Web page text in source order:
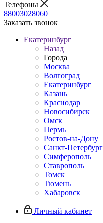
Телефоны
88003028060
Заказать звонок
Екатеринбург
Назад
Города
Москва
Волгоград
Екатеринбург
Казань
Краснодар
Новосибирск
Омск
Пермь
Ростов-на-Дону
Санкт-Петербург
Симферополь
Ставрополь
Томск
Тюмень
Хабаровск
Личный кабинет